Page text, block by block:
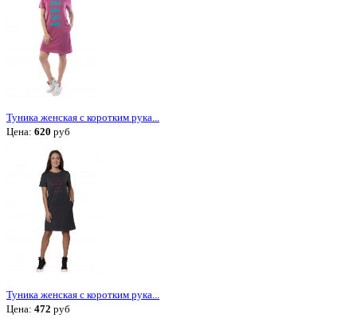
Туника женская с коротким рука...
Цена: 620 руб
Туника женская с коротким рука...
Цена: 472 руб